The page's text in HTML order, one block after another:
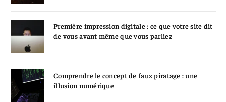
Première impression digitale : ce que votre site dit
de vous avant même que vous parliez
Comprendre le concept de faux piratage : une
illusion numérique